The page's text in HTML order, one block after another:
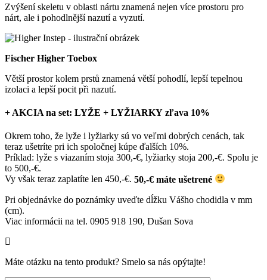
Zvýšení skeletu v oblasti nártu znamená nejen více prostoru pro
nárt, ale i pohodlnější nazutí a vyzutí.
Fischer Higher Toebox
Větší prostor kolem prstů znamená větší pohodlí, lepší tepelnou
izolaci a lepší pocit při nazutí.
+ AKCIA na set: LYŽE + LYŽIARKY zľava 10%
Okrem toho, že lyže i lyžiarky sú vo veľmi dobrých cenách, tak
teraz ušetríte pri ich spoločnej kúpe ďalších 10%.
Príklad: lyže s viazaním stoja 300,-€, lyžiarky stoja 200,-€. Spolu je
to 500,-€.
Vy však teraz zaplatíte len 450,-€. 50,-€ máte ušetrené
Pri objednávke do poznámky uveďte dĺžku Vášho chodidla v mm
(cm).
Viac informácii na tel. 0905 918 190, Dušan Sova
Máte otázku na tento produkt? Smelo sa nás opýtajte!